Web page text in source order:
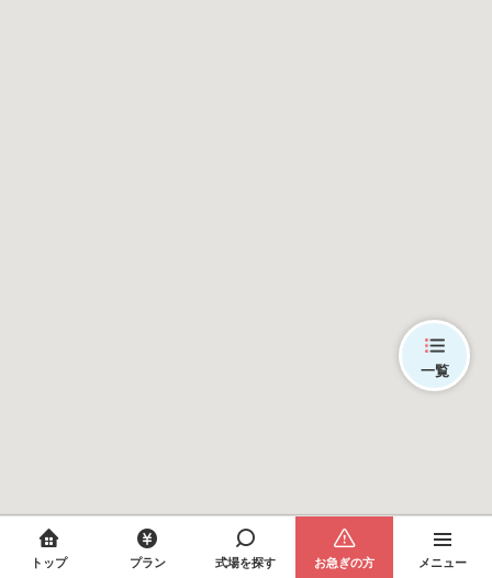
一覧
トップ プラン 式場を探す お急ぎの方 メニュー